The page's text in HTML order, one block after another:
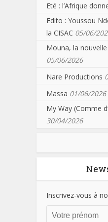
Eté : l’Afrique
Edito : Youssou
la CISAC 05/06/
Mouna, la
05/06/2026
Nare Productions
Massa 01/06/2026
My Way (Comme
30/04/2026
Inscrivez-vous à